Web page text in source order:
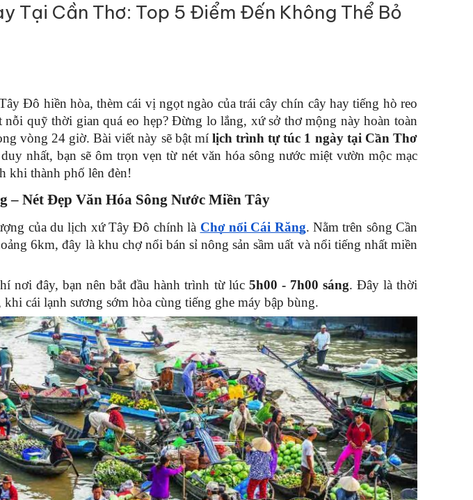
Tại Cần Thơ: Top 5 Điểm Đến Không Thể Bỏ
Đô hiền hòa, thèm cái vị ngọt ngào của trái cây chín cây hay tiếng hò reo
quỹ thời gian quá eo hẹp? Đừng lo lắng, xứ sở thơ mộng này hoàn toàn
vòng 24 giờ. Bài viết này sẽ bật mí lịch trình tự túc 1 ngày tại Cần Thơ
nhất, bạn sẽ ôm trọn vẹn từ nét văn hóa sông nước miệt vườn mộc mạc
khi thành phố lên đèn!
– Nét Đẹp Văn Hóa Sông Nước Miền Tây
của du lịch xứ Tây Đô chính là Chợ nổi Cái Răng. Nằm trên sông Cần
6km, đây là khu chợ nổi bán sỉ nông sản sầm uất và nổi tiếng nhất miền
nơi đây, bạn nên bắt đầu hành trình từ lúc 5h00 - 7h00 sáng. Đây là thời
cái lạnh sương sớm hòa cùng tiếng ghe máy bập bùng.